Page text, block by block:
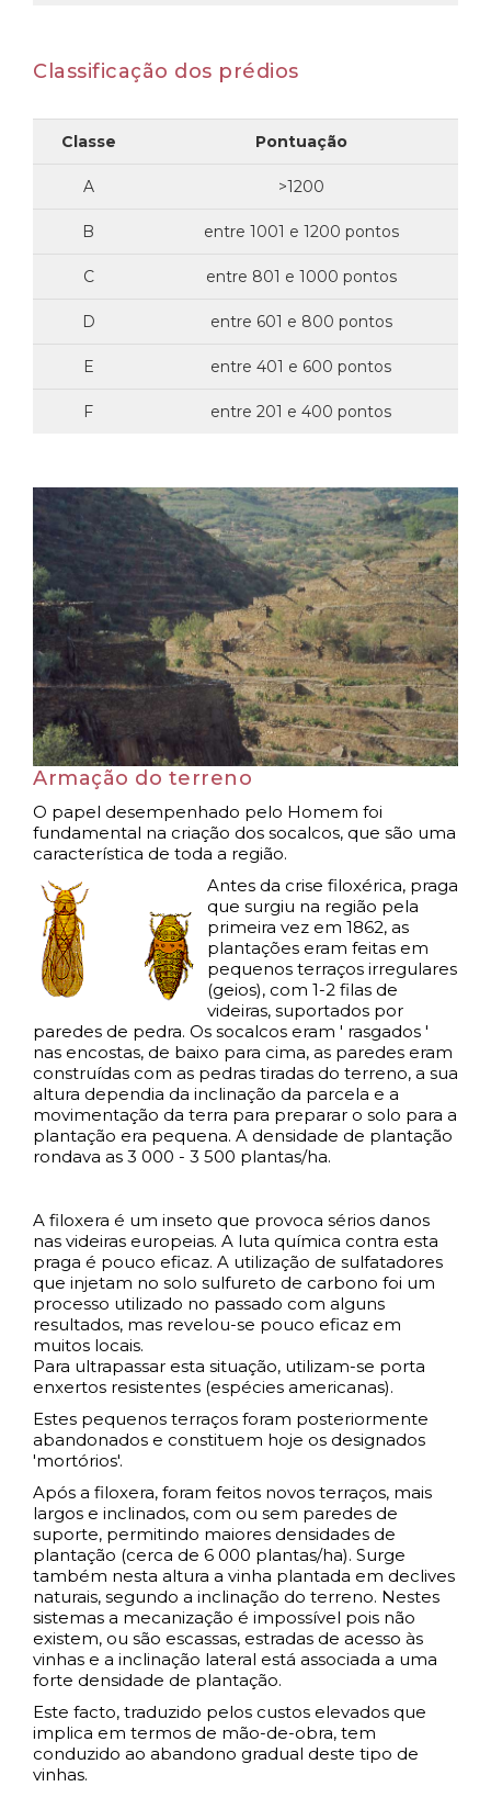
Classificação dos prédios
Classe Pontuação
A >1200
B entre 1001 e 1200 pontos
C entre 801 e 1000 pontos
D entre 601 e 800 pontos
E entre 401 e 600 pontos
F entre 201 e 400 pontos
Armação do terreno
O papel desempenhado pelo Homem foi
fundamental na criação dos socalcos, que são uma
característica de toda a região.
Antes da crise filoxérica, praga
que surgiu na região pela
primeira vez em 1862, as
plantações eram feitas em
pequenos terraços irregulares
(geios), com 1-2 filas de
videiras, suportados por
paredes de pedra. Os socalcos eram ' rasgados '
nas encostas, de baixo para cima, as paredes eram
construídas com as pedras tiradas do terreno, a sua
altura dependia da inclinação da parcela e a
movimentação da terra para preparar o solo para a
plantação era pequena. A densidade de plantação
rondava as 3 000 - 3 500 plantas/ha.
A filoxera é um inseto que provoca sérios danos
nas videiras europeias. A luta química contra esta
praga é pouco eficaz. A utilização de sulfatadores
que injetam no solo sulfureto de carbono foi um
processo utilizado no passado com alguns
resultados, mas revelou-se pouco eficaz em
muitos locais.
Para ultrapassar esta situação, utilizam-se porta
enxertos resistentes (espécies americanas).
Estes pequenos terraços foram posteriormente
abandonados e constituem hoje os designados
'mortórios'.
Após a filoxera, foram feitos novos terraços, mais
largos e inclinados, com ou sem paredes de
suporte, permitindo maiores densidades de
plantação (cerca de 6 000 plantas/ha). Surge
também nesta altura a vinha plantada em declives
naturais, segundo a inclinação do terreno. Nestes
sistemas a mecanização é impossível pois não
existem, ou são escassas, estradas de acesso às
vinhas e a inclinação lateral está associada a uma
forte densidade de plantação.
Este facto, traduzido pelos custos elevados que
implica em termos de mão-de-obra, tem
conduzido ao abandono gradual deste tipo de
vinhas.